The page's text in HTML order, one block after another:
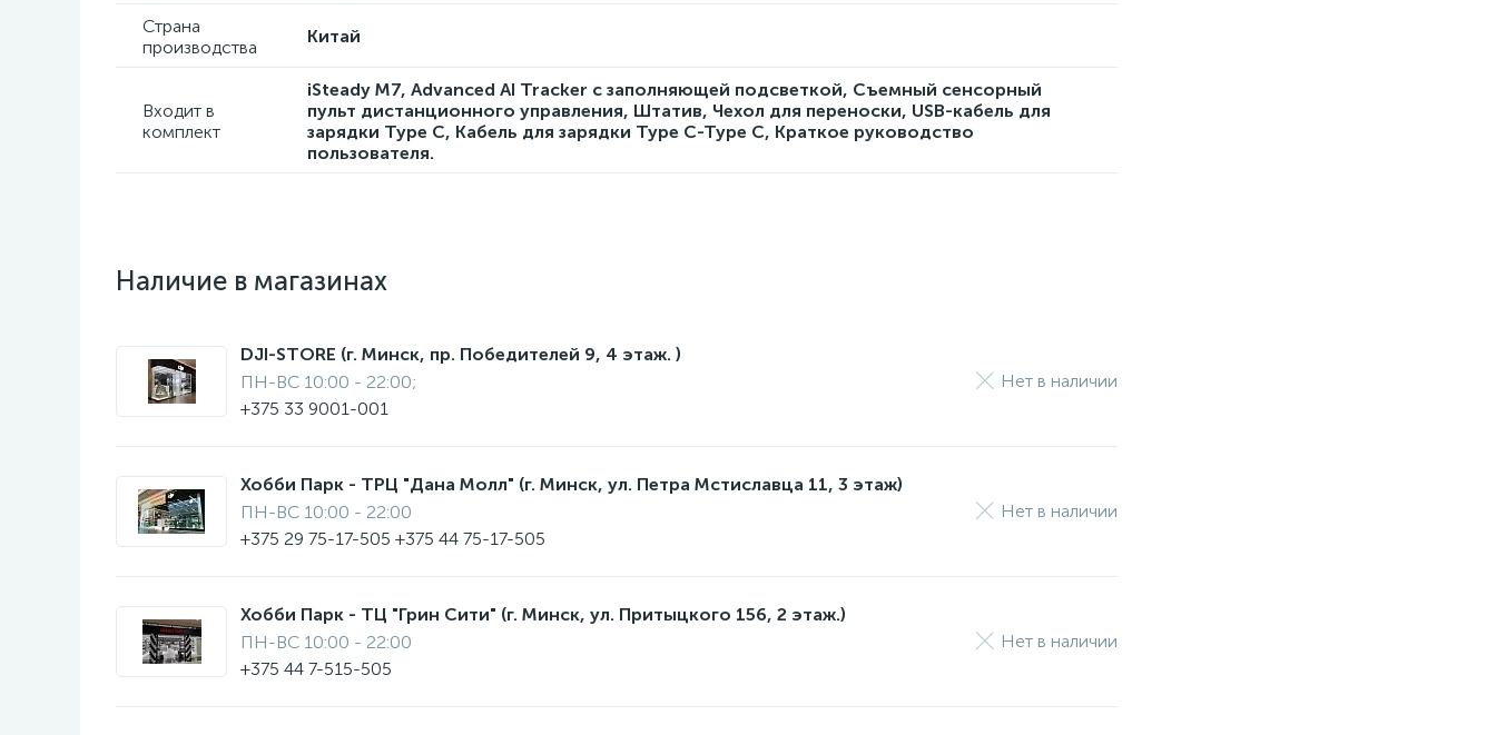
Страна
производства
Китай
Входит в
комплект
iSteady M7, Advanced AI Tracker с заполняющей подсветкой, Съемный сенсорный
пульт дистанционного управления, Штатив, Чехол для переноски, USB-кабель для
зарядки Type C, Кабель для зарядки Type C-Type C, Краткое руководство
пользователя.
Наличие в магазинах
DJI-STORE (г. Минск, пр. Победителей 9, 4 этаж. )
ПН-ВС 10:00 - 22:00;
+375 33 9001-001
Нет в наличии
Хобби Парк - ТРЦ "Дана Молл" (г. Минск, ул. Петра Мстиславца 11, 3 этаж)
ПН-ВС 10:00 - 22:00
+375 29 75-17-505 +375 44 75-17-505
Нет в наличии
Хобби Парк - ТЦ "Грин Сити" (г. Минск, ул. Притыцкого 156, 2 этаж.)
ПН-ВС 10:00 - 22:00
+375 44 7-515-505
Нет в наличии